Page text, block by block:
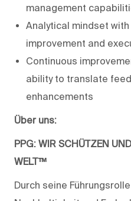
management
Analytical mindset
improvement and
Continuous
ability to translate
enhancements
Über uns:
PPG: WIR SCHÜTZEN
WELT™
Durch seine